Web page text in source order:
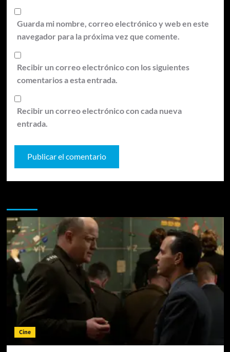
Guarda mi nombre, correo electrónico y web en este
navegador para la próxima vez que comente.
Recibir un correo electrónico con los siguientes
comentarios a esta entrada.
Recibir un correo electrónico con cada nueva
entrada.
Cine